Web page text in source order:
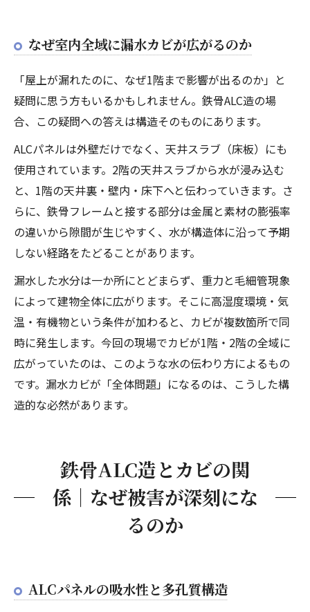
なぜ室内全域に漏水カビが広がるのか
「屋上が漏れたのに、なぜ1階まで影響が出るのか」と
疑問に思う方もいるかもしれません。鉄骨ALC造の場
合、この疑問への答えは構造そのものにあります。
ALCパネルは外壁だけでなく、天井スラブ（床板）にも
使用されています。2階の天井スラブから水が浸み込む
と、1階の天井裏・壁内・床下へと伝わっていきます。さ
らに、鉄骨フレームと接する部分は金属と素材の膨張率
の違いから隙間が生じやすく、水が構造体に沿って予期
しない経路をたどることがあります。
漏水した水分は一か所にとどまらず、重力と毛細管現象
によって建物全体に広がります。そこに高湿度環境・気
温・有機物という条件が加わると、カビが複数箇所で同
時に発生します。今回の現場でカビが1階・2階の全域に
広がっていたのは、このような水の伝わり方によるもの
です。漏水カビが「全体問題」になるのは、こうした構
造的な必然があります。
鉄骨ALC造とカビの関
係｜なぜ被害が深刻にな
るのか
ALCパネルの吸水性と多孔質構造